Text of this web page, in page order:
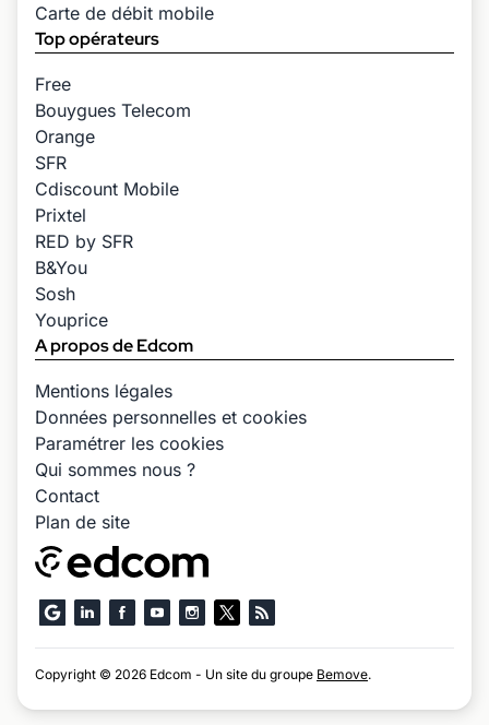
Carte de débit mobile
Top opérateurs
Free
Bouygues Telecom
Orange
SFR
Cdiscount Mobile
Prixtel
RED by SFR
B&You
Sosh
Youprice
A propos de Edcom
Mentions légales
Données personnelles et cookies
Paramétrer les cookies
Qui sommes nous ?
Contact
Plan de site
Copyright © 2026 Edcom - Un site du groupe Bemove.